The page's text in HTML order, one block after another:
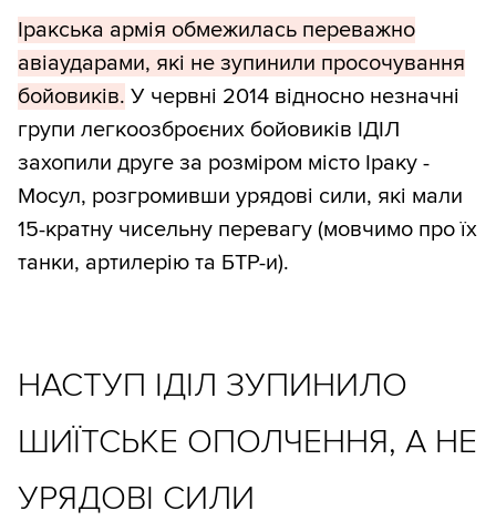
Іракська армія обмежилась переважно
авіаударами, які не зупинили просочування
бойовиків. У червні 2014 відносно незначні
групи легкоозброєних бойовиків ІДІЛ
захопили друге за розміром місто Іраку -
Мосул, розгромивши урядові сили, які мали
15-кратну чисельну перевагу (мовчимо про їх
танки, артилерію та БТР-и).
НАСТУП ІДІЛ ЗУПИНИЛО
ШИЇТСЬКЕ ОПОЛЧЕННЯ, А НЕ
УРЯДОВІ СИЛИ